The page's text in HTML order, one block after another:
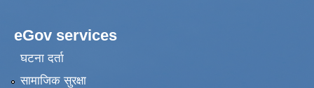
eGov services
घटना दर्ता
सामाजिक सुरक्षा